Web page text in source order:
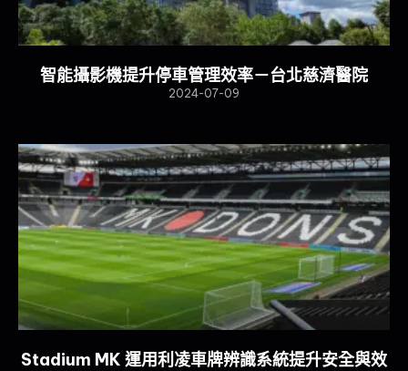
智能攝影機提升停車管理效率－台北慈濟醫院
2024-07-09
Stadium MK 運用利凌車牌辨識系統提升安全與效